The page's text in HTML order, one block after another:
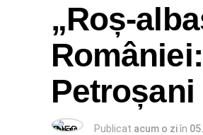
„Roș-
Petroșani
Publicat acum o ziîn